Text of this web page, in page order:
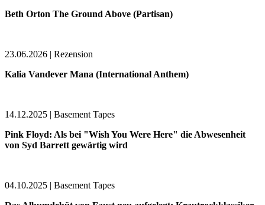
Beth Orton The Ground Above (Partisan)
23.06.2026 | Rezension
Kalia Vandever Mana (International Anthem)
14.12.2025 | Basement Tapes
Pink Floyd: Als bei "Wish You Were Here" die Abwesenheit
von Syd Barrett gewärtig wird
04.10.2025 | Basement Tapes